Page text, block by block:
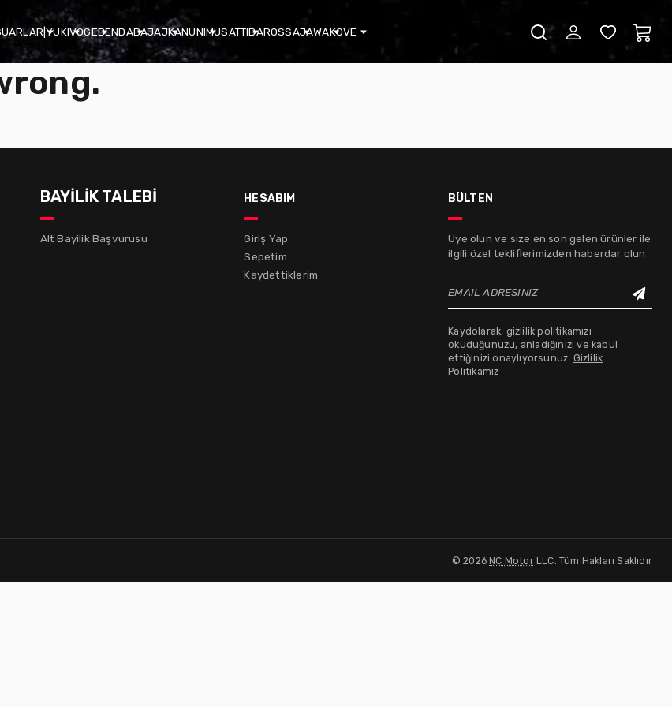
|YUKIVOGEBENDABAJAJKANUNIMUSATTIBAROSSAJAWAKOVE
BAYİLİK TALEBİ
Alt Bayilik Başvurusu
hesabım
Giriş Yap
Sepetim
Kaydettiklerim
bülten
Üye olun ve size en son gelen ürünler ile
ilgili özel tekliflerimizden haberdar olun
EMAIL ADRESINIZ
Kaydolarak, gizlilik politikamızı
okuduğunuzu, anladığınızı ve kabul
ettiğinizi onaylıyorsunuz. Gizlilik
Politikamız
©2026 NC MotorLLC. Tüm Hakları Saklıdır